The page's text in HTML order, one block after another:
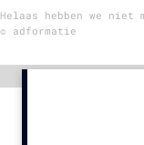
Events
Helaas hebben we
© adformatie